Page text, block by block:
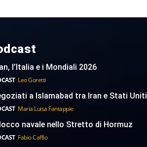
l’Italia e i Mondiali 2026
Leo Goretti
a Islamabad tra Iran e Stati Uniti
Maria Luisa Fantappie
navale nello Stretto di Hormuz
Fabio Caffio